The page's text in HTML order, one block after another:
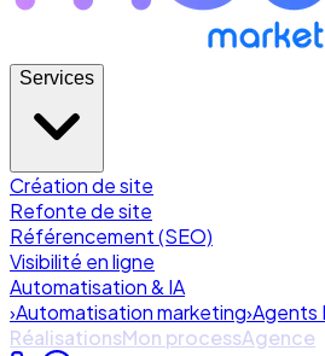
Services
Création de site
Refonte de site
Référencement (SEO)
Visibilité en ligne
Automatisation & IA
›Automatisation marketing›Agents
RéalisationsMon processAgence